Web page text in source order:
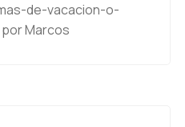
de-vacacion-o-
Marcos